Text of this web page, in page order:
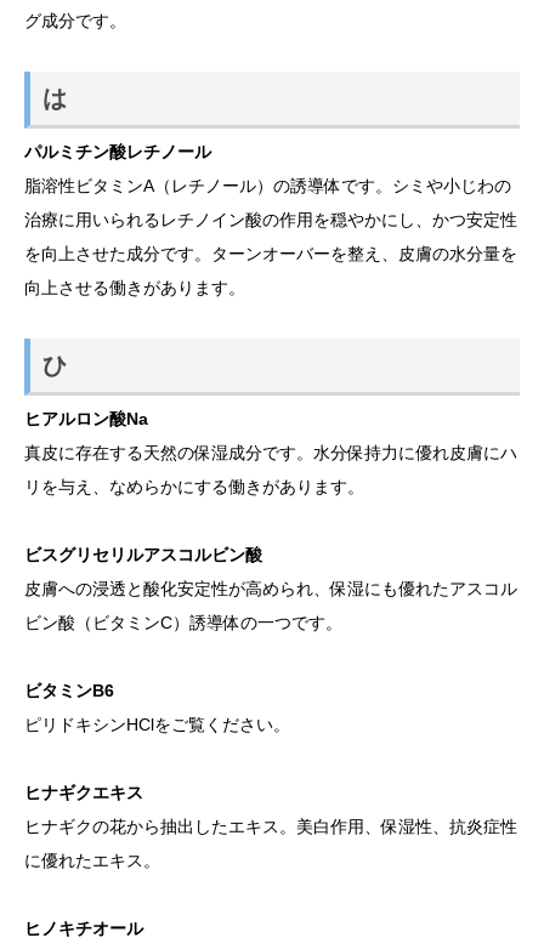
グ成分です。
は
パルミチン酸レチノール
脂溶性ビタミンA（レチノール）の誘導体です。シミや小じわの
治療に用いられるレチノイン酸の作用を穏やかにし、かつ安定性
を向上させた成分です。ターンオーバーを整え、皮膚の水分量を
向上させる働きがあります。
ひ
ヒアルロン酸Na
真皮に存在する天然の保湿成分です。水分保持力に優れ皮膚にハ
リを与え、なめらかにする働きがあります。
ビスグリセリルアスコルビン酸
皮膚への浸透と酸化安定性が高められ、保湿にも優れたアスコル
ビン酸（ビタミンC）誘導体の一つです。
ビタミンB6
ピリドキシンHClをご覧ください。
ヒナギクエキス
ヒナギクの花から抽出したエキス。美白作用、保湿性、抗炎症性
に優れたエキス。
ヒノキチオール